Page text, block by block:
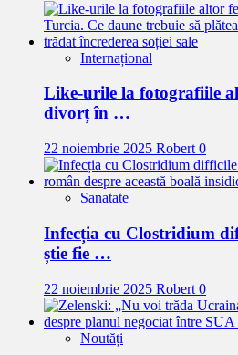
Internațional
Like-urile la fotografiile
divorț în …
22 noiembrie 2025 Robert 0
Sanatate
Infecția cu Clostridium
știe fie …
22 noiembrie 2025 Robert 0
Noutăți